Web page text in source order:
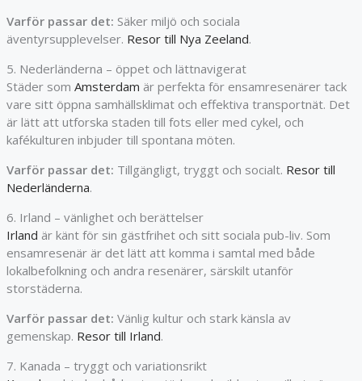
Varför passar det: Säker miljö och sociala
äventyrsupplevelser. Resor till Nya Zeeland.
5. Nederländerna – öppet och lättnavigerat
Städer somAmsterdam är perfekta för ensamresenärer tack
vare sitt öppna samhällsklimat och effektiva transportnät. Det
är lätt att utforska staden till fots eller med cykel, och
kafékulturen inbjuder till spontana möten.
Varför passar det: Tillgängligt, tryggt och socialt. Resor till
Nederländerna.
6. Irland – vänlighet och berättelser
Irland är känt för sin gästfrihet och sitt sociala pub-liv. Som
ensamresenär är det lätt att komma i samtal med både
lokalbefolkning och andra resenärer, särskilt utanför
storstäderna.
Varför passar det: Vänlig kultur och stark känsla av
gemenskap. Resor till Irland.
7. Kanada – tryggt och variationsrikt